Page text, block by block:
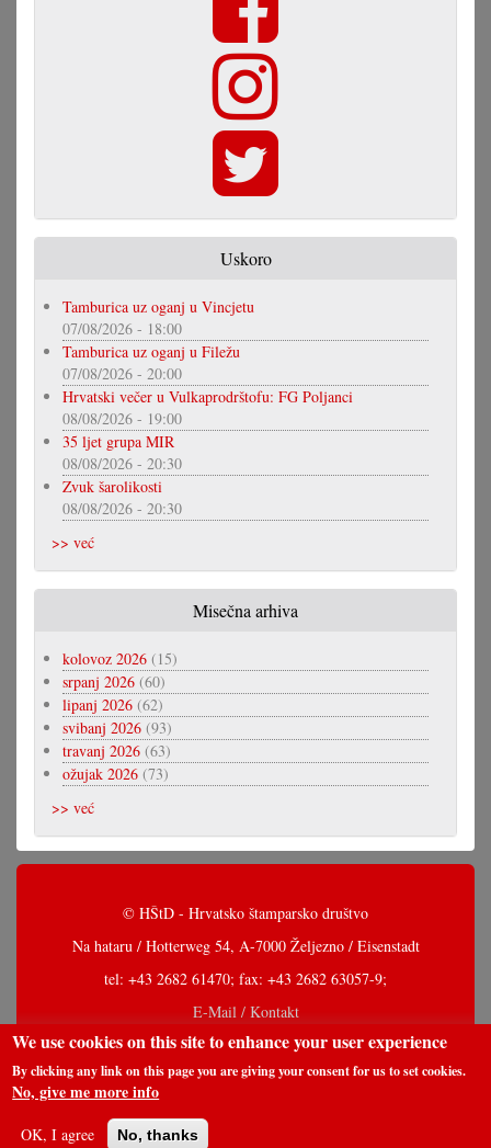
Uskoro
Tamburica uz oganj u Vincjetu
07/08/2026 - 18:00
Tamburica uz oganj u Filežu
07/08/2026 - 20:00
Hrvatski večer u Vulkaprodrštofu: FG Poljanci
08/08/2026 - 19:00
35 ljet grupa MIR
08/08/2026 - 20:30
Zvuk šarolikosti
08/08/2026 - 20:30
>> već
Misečna arhiva
kolovoz 2026 (15)
srpanj 2026 (60)
lipanj 2026 (62)
svibanj 2026 (93)
travanj 2026 (63)
ožujak 2026 (73)
>> već
© HŠtD - Hrvatsko štamparsko društvo
Na hataru / Hotterweg 54, A-7000 Željezno / Eisenstadt
tel: +43 2682 61470; fax: +43 2682 63057-9;
E-Mail / Kontakt
We use cookies on this site to enhance your user experience
By clicking any link on this page you are giving your consent for us to set cookies.
No, give me more info
OK, I agree No, thanks